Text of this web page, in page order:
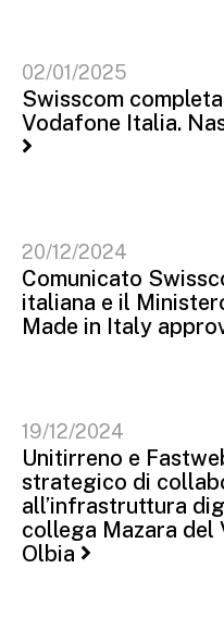
02/01/2025
Swisscom
Vodafone Italia.
20/12/2024
Comunicato
italiana e il
Made in Italy
19/12/2024
Unitirreno e
strategico di
all’infrastruttura
collega Mazara del
Olbia